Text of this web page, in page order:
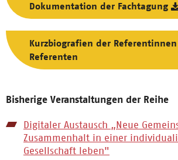
Dokumentation der Fachtagung
Kurzbiografien der
Referenten
Bisherige Veranstaltungen der Reihe
Digitaler Austausch „Neue
Zusammenhalt in einer
Gesellschaft leben"